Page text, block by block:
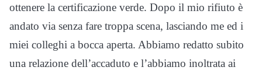
ottenere la certificazione verde. Dopo il mio rifiuto è
andato via senza fare troppa scena, lasciando me ed i
miei colleghi a bocca aperta. Abbiamo redatto subito
una relazione dell’accaduto e l’abbiamo inoltrata ai